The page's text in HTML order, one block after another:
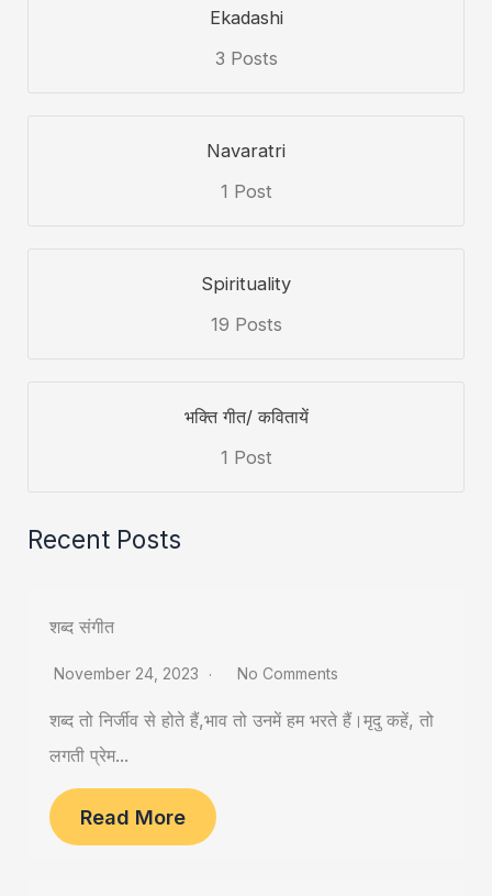
Ekadashi
3 Posts
Navaratri
1 Post
Spirituality
19 Posts
भक्ति गीत/ कवितायें
1 Post
Recent Posts
शब्द संगीत
November 24, 2023 No Comments
शब्द तो निर्जीव से होते हैं,भाव तो उनमें हम भरते हैं।मृदु कहें, तो
लगती प्रेम...
Read More